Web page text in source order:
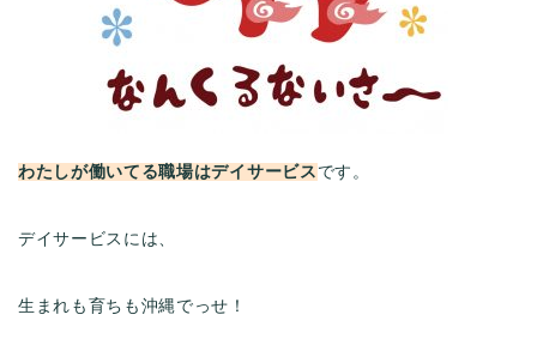
わたしが働いてる職場はデイサービス です。
デイサービスには、
生まれも育ちも沖縄でっせ！